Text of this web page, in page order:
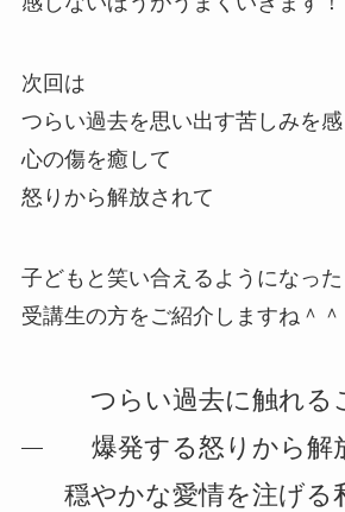
次回は
つらい過去を思い出す苦しみを感
心の傷を癒して
怒りから解放されて
子どもと笑い合えるようになった
受講生の方をご紹介しますね＾＾
つらい過去に触れる
爆発する怒りから解
穏やかな愛情を注げる